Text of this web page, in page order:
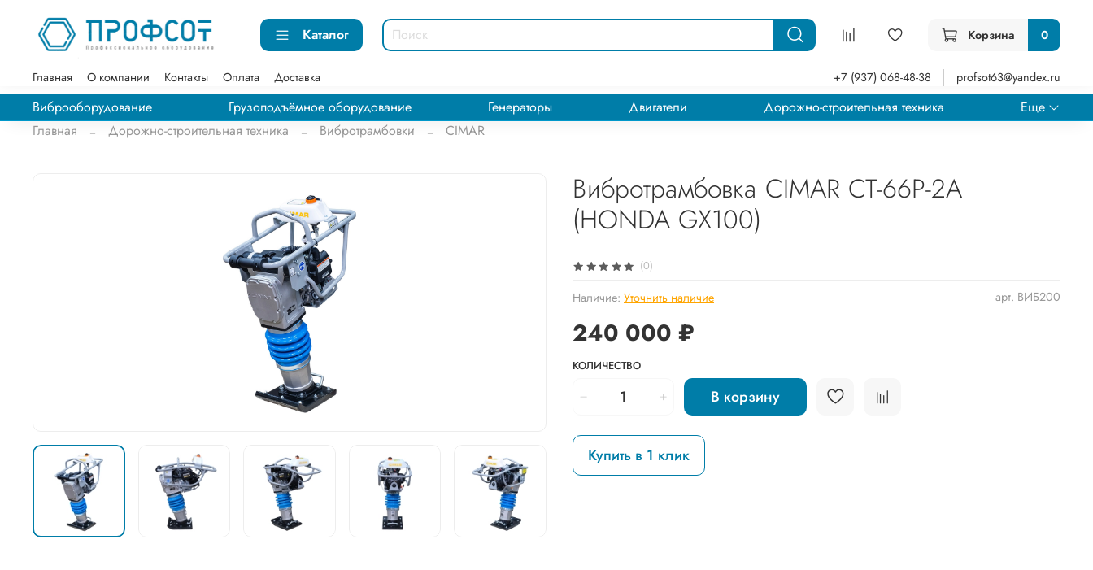
Каталог Корзина 0
Главная О компании Контакты Оплата Доставка +7 (937) 068-48-38 profsot63@yandex.ru
Виброоборудование Грузоподъёмное оборудование Генераторы Двигатели Дорожно-строительная техника
Еще
Главная
Дорожно-строительная техника Вибротрамбовки CIMAR
(0)
арт. ВИБ200
Наличие: Уточнить наличие
Вибротрамбовка CIMAR CT-66P-2A
(HONDA GX100)
240 000 ₽
КОЛИЧЕСТВО
В корзину
Купить в 1 клик